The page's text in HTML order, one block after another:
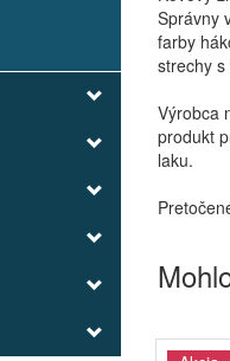
Správny
farby
strechy
Výrobca
produkt
laku.